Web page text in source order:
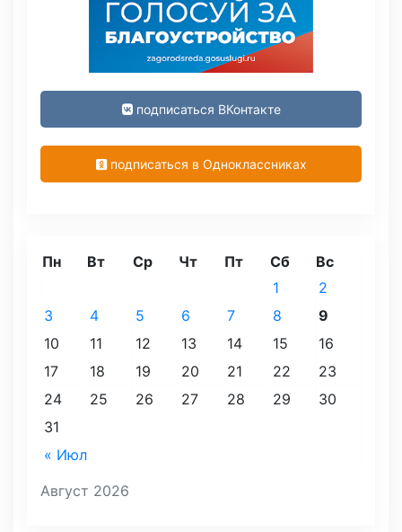
подписаться ВКонтакте
подписаться в Одноклассниках
Август 2026
Пн Вт Ср Чт Пт Сб Вс
« Июл
1
2
3
4 5 6 7 8
9
10
11 12 13 14 15
16
17
18 19 20 21 22
23
24
25 26 27 28 29
30
31